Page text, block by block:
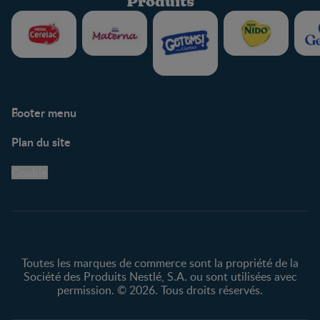
Footer menu
Centre de soutien
Avis légaux
Protection des
Plan du site
Toutes les marques de commerce sont la propriété de la
Société des Produits Nestlé, S.A. ou sont utilisées avec
permission. © 2026. Tous droits réservés.